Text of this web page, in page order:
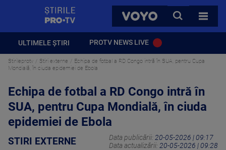
VOYO
CAUTA
TOATE
ULTIMELE ȘTIRI PROTV NEWS LIVE
Stirileprotv Stiri externe
Echipa de fotbal a RD Congo intră în SUA, pentru Cupa
Mondială, în ciuda epidemiei de Ebola
Echipa de fotbal a RD Congo intră în
SUA, pentru Cupa Mondială, în ciuda
epidemiei de Ebola
STIRI EXTERNE Data publicării: 20-05-2026 | 09:17
Data actualizării: 20-05-2026 | 09:28